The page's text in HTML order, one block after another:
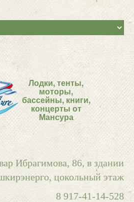
Лодки, тенты,
моторы,
бассейны, книги,
концерты от
Мансура
Ибрагимова, 86, в здании
цокольный этаж
8 917-41-14-528